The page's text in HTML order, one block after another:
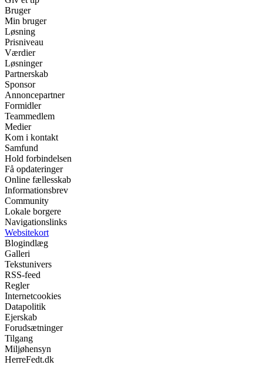
Bruger
Min bruger
Løsning
Prisniveau
Værdier
Løsninger
Partnerskab
Sponsor
Annoncepartner
Formidler
Teammedlem
Medier
Kom i kontakt
Samfund
Hold forbindelsen
Få opdateringer
Online fællesskab
Informationsbrev
Community
Lokale borgere
Navigationslinks
Websitekort
Blogindlæg
Galleri
Tekstunivers
RSS-feed
Regler
Internetcookies
Datapolitik
Ejerskab
Forudsætninger
Tilgang
Miljøhensyn
HerreFedt.dk